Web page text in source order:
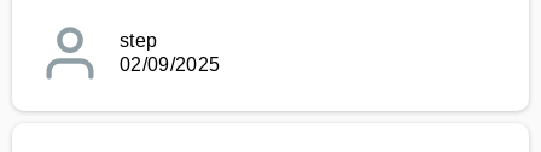
step
02/09/2025